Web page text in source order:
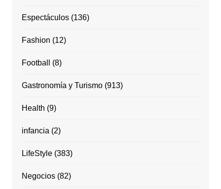
Espectáculos(136)
Fashion (12)
Football (8)
Gastronomía y Turismo(913)
Health (9)
infancia (2)
LifeStyle(383)
Negocios(82)